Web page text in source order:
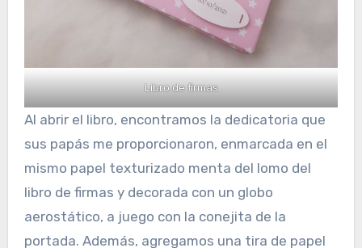
Libro de firmas
Al abrir el libro, encontramos la dedicatoria que
sus papás me proporcionaron, enmarcada en el
mismo papel texturizado menta del lomo del
libro de firmas y decorada con un globo
aerostático, a juego con la conejita de la
portada. Además, agregamos una tira de papel